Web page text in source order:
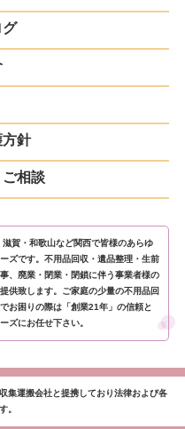
グ
針
相談
賀・和歌山など関西で皆様のあらゆ
ズです。不用品回収・遺品整理・生前
、廃業・閉業・閉鎖に伴う事業者様の
供致します。ご家庭の少量の不用品回
お困りの際は「創業21年」の信頼と
ズにお任せ下さい。
集運搬会社と提携しており法律および各
。